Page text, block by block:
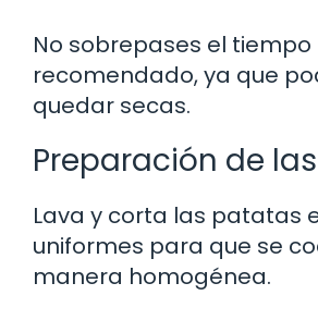
No sobrepases el tiempo
recomendado, ya que
quedar secas.
Preparación de
Lava y corta las patatas
uniformes para que se
manera homogénea.